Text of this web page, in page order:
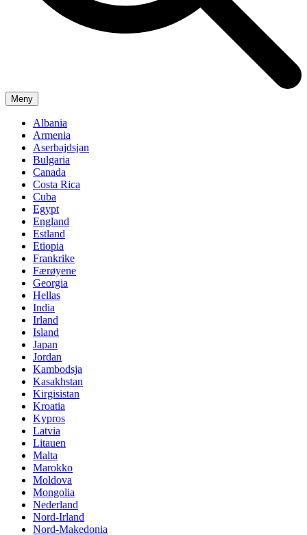
Meny
Albania
Armenia
Aserbajdsjan
Bulgaria
Canada
Costa Rica
Cuba
Egypt
England
Estland
Etiopia
Frankrike
Færøyene
Georgia
Hellas
India
Irland
Island
Japan
Jordan
Kambodsja
Kasakhstan
Kirgisistan
Kroatia
Kypros
Latvia
Litauen
Malta
Marokko
Moldova
Mongolia
Nederland
Nord-Irland
Nord-Makedonia